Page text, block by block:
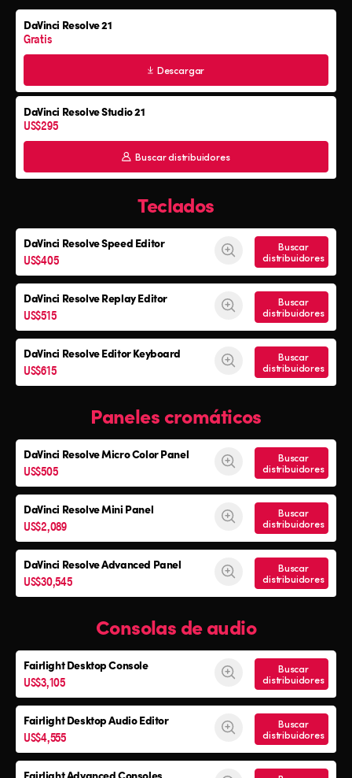
Consolas de audio Fairlight
DaVinci Resolve 21
Gratis
Descargar
DaVinci Resolve Studio 21
US$295
Buscar distribuidores
Teclados
DaVinci ResolveSpeed Editor
US$405
Buscar
distribuidores
DaVinci ResolveReplay Editor
US$515
Buscar
distribuidores
DaVinci ResolveEditor Keyboard
US$615
Buscar
distribuidores
Paneles cromáticos
DaVinci ResolveMicro Color Panel
US$505
Buscar
distribuidores
DaVinci ResolveMini Panel
US$2,089
Buscar
distribuidores
DaVinci Resolve Advanced Panel
US$30,545
Buscar
distribuidores
Consolas de audio
Fairlight Desktop Console
US$3,105
Buscar
distribuidores
Fairlight Desktop Audio Editor
US$4,555
Buscar
distribuidores
Fairlight Advanced Consoles